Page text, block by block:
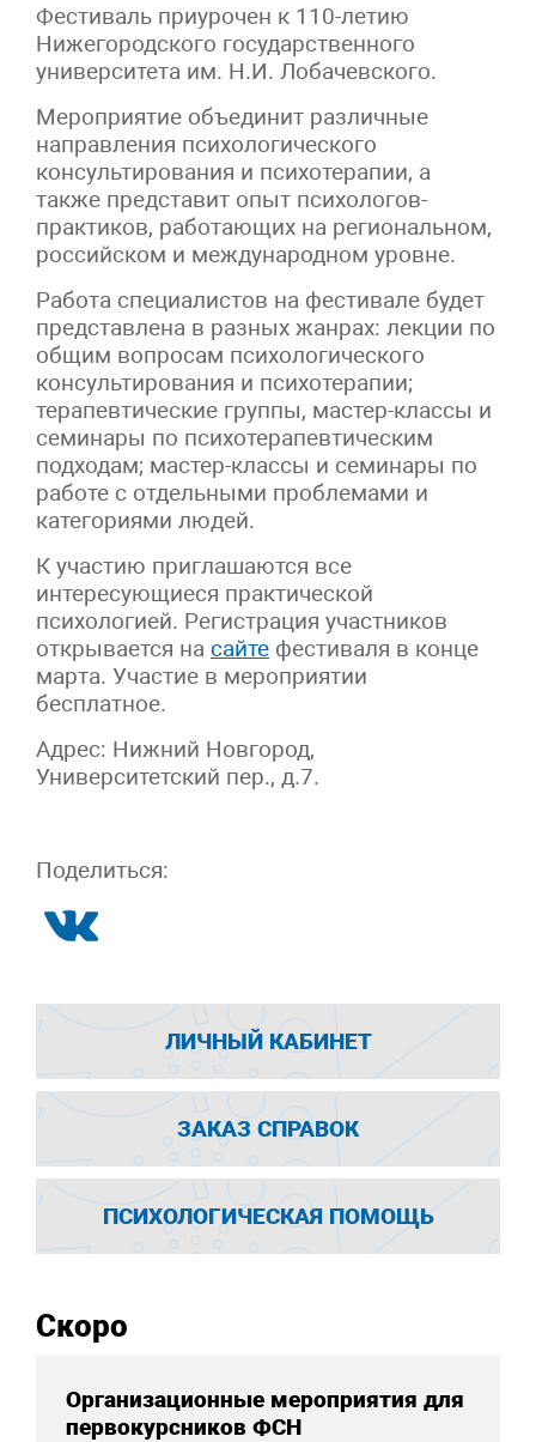
Фестиваль приурочен к 110-летию
Нижегородского государственного
университета им. Н.И. Лобачевского.
Мероприятие объединит различные
направления психологического
консультирования и психотерапии, а
также представит опыт психологов-
практиков, работающих на региональном,
российском и международном уровне.
Работа специалистов на фестивале будет
представлена в разных жанрах: лекции по
общим вопросам психологического
консультирования и психотерапии;
терапевтические группы, мастер-классы и
семинары по психотерапевтическим
подходам; мастер-классы и семинары по
работе с отдельными проблемами и
категориями людей.
К участию приглашаются все
интересующиеся практической
психологией. Регистрация участников
открывается на сайте фестиваля в конце
марта. Участие в мероприятии
бесплатное.
Адрес: Нижний Новгород,
Университетский пер., д.7.
Поделиться:
ЛИЧНЫЙ КАБИНЕТ
ЗАКАЗ СПРАВОК
ПСИХОЛОГИЧЕСКАЯ ПОМОЩЬ
Скоро
Организационные мероприятия для
первокурсников ФСН